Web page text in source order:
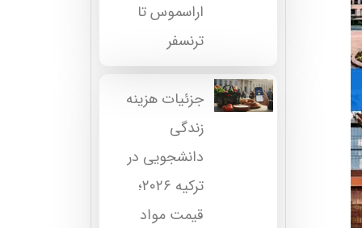
اراسموس تا
ترنسفر
جزئیات هزینه
زندگی
دانشجویی در
ترکیه ۲۰۲۶؛
قیمت مواد